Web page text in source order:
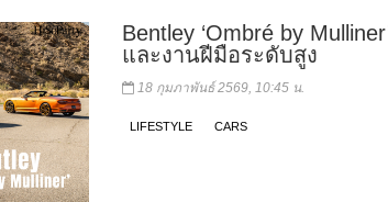
Bentley ‘Ombré by
และงานฝีมือระดับสูง
18 กุมภาพันธ์ 2569, 10:45 น.
LIFESTYLE CARS